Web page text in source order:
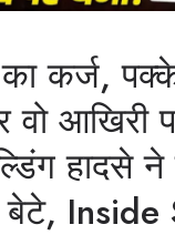
कर्ज,
वो आखिरी
हादसे ने
बेटे,